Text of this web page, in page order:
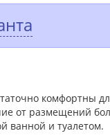
комфортны
от размещений
ванной и туалетом.